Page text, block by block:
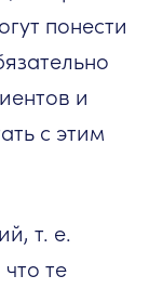
понести
и
с этим
т. е.
те